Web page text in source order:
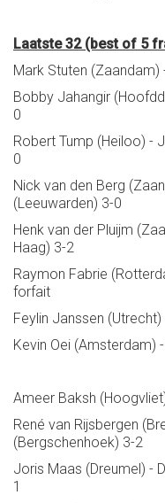
Laatste 32 (best of 5
Mark Stuten
Bobby Jahangir
0
Robert Tump (Heiloo) -
0
Nick van den Berg
(Leeuwarden) 3-0
Henk van der Pluijm
Haag) 3-2
Raymon Fabrie
forfait
Feylin Janssen
Kevin Oei (Amsterdam)
Ameer Baksh
René van Rijsbergen
(Bergschenhoek) 3-2
Joris Maas (Dreumel) -
1